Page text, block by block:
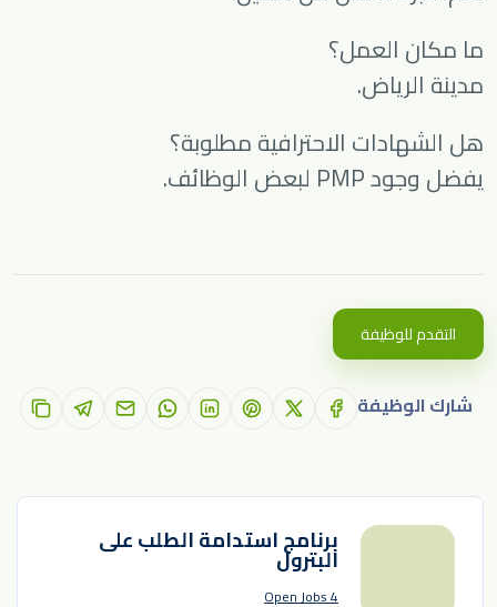
ما مكان العمل؟
مدينة الرياض.
هل الشهادات الاحترافية مطلوبة؟
يفضل وجود PMP لبعض الوظائف.
التقدم للوظيفة
شارك الوظيفة
برنامج استدامة الطلب على
البترول
4 Open Jobs